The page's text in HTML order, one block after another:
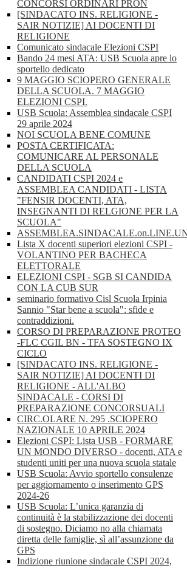
CONCORSI ORDINARI PRON
[SINDACATO INS. RELIGIONE -
SAIR NOTIZIE] AI DOCENTI DI
RELIGIONE
Comunicato sindacale Elezioni CSPI
Bando 24 mesi ATA: USB Scuola apre lo
sportello dedicato
9 MAGGIO SCIOPERO GENERALE
DELLA SCUOLA. 7 MAGGIO
ELEZIONI CSPI.
USB Scuola: Assemblea sindacale CSPI
29 aprile 2024
NOI SCUOLA BENE COMUNE
POSTA CERTIFICATA:
COMUNICARE AL PERSONALE
DELLA SCUOLA
CANDIDATI CSPI 2024 e
ASSEMBLEA CANDIDATI - LISTA
"FENSIR DOCENTI, ATA,
INSEGNANTI DI RELGIONE PER LA
SCUOLA"
Lista X docenti superiori elezioni CSPI -
VOLANTINO PER BACHECA
ELETTORALE
ELEZIONI CSPI - SGB SI CANDIDA
CON LA CUB SUR
seminario formativo Cisl Scuola Irpinia
Sannio "Star bene a scuola": sfide e
contraddizioni.
CORSO DI PREPARAZIONE PROTEO
-FLC CGIL BN - TFA SOSTEGNO IX
CICLO
[SINDACATO INS. RELIGIONE -
SAIR NOTIZIE] AI DOCENTI DI
RELIGIONE - ALL'ALBO
SINDACALE - CORSI DI
PREPARAZIONE CONCORSUALI
CIRC.OLARE N. 295 .SCIOPERO
NAZIONALE 10 APRILE 2024
Elezioni CSPI: Lista USB - FORMARE
UN MONDO DIVERSO - docenti, ATA e
studenti uniti per una nuova scuola statale
USB Scuola: Avvio sportello consulenze
per aggiornamento o inserimento GPS
2024-26
USB Scuola: L’unica garanzia di
continuità è la stabilizzazione dei docenti
di sostegno. Diciamo no alla chiamata
diretta delle famiglie, sì all’assunzione da
GPS
Indizione riunione sindacale CSPI 2024,